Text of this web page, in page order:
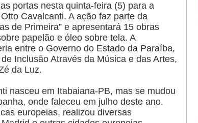
portas nesta quinta-feira (5) para a
Cavalcanti. A ação faz parte da
de Primeira” e apresentará 15 obras
papelão e óleo sobre tela. A
entre o Governo do Estado da Paraíba,
Inclusão Através da Música e das Artes,
da Luz.
nasceu em Itabaiana-PB, mas se mudou
onde faleceu em julho deste ano.
europeias, realizou diversas